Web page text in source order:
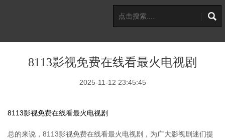
8113影视免费在线看最火电视剧
2025-11-12 23:45:45
8113影视免费在线看最火电视剧
总的来说，8113影视免费在线看最火电视剧，为广大影视剧迷们提